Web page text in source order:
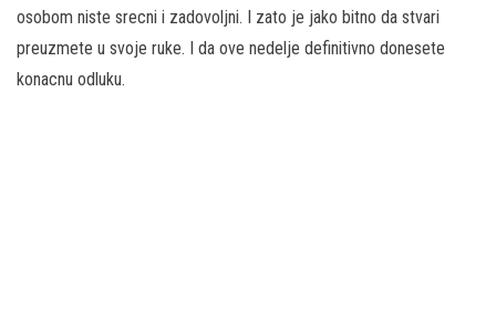
osobom niste srecni i zadovoljni. I zato je jako bitno da stvari
preuzmete u svoje ruke. I da ove nedelje definitivno donesete
konacnu odluku.